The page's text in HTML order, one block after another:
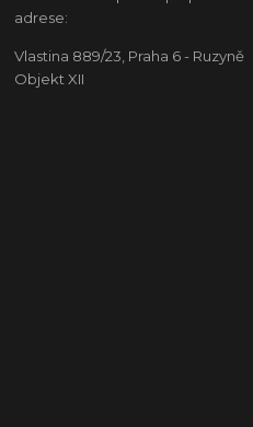
adrese:
Vlastina 889/23, Praha 6 - Ruzyně
Objekt XII